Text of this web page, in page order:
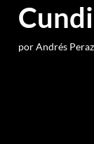
porAndrés